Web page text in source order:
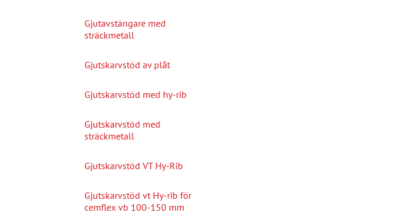
Gjutavstängare med
sträckmetall
Gjutskarvstöd av plåt
Gjutskarvstöd med hy-rib
Gjutskarvstöd med
sträckmetall
Gjutskarvstöd VT Hy-Rib
Gjutskarvstöd vt Hy-rib för
cemflex vb 100-150 mm